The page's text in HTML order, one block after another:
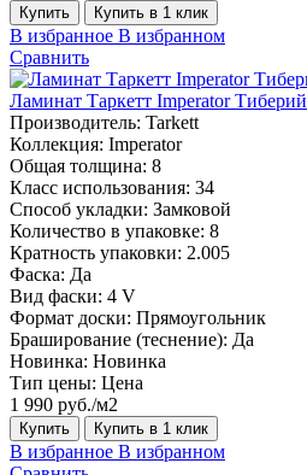
Купить Купить в 1 клик
В избранное В избранном
Сравнить
Ламинат Таркетт Imperator Тиберий
Производитель: Tarkett
Коллекция: Imperator
Общая толщина: 8
Класс использования: 34
Способ укладки: Замковой
Количество в упаковке: 8
Кратность упаковки: 2.005
Фаска: Да
Вид фаски: 4 V
Формат доски: Прямоугольник
Браширование (теснение): Да
Новинка: Новинка
Тип цены: Цена
1 990 руб./м2
Купить Купить в 1 клик
В избранное В избранном